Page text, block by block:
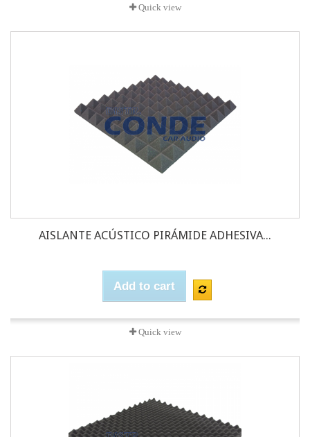
Quick view
AISLANTE ACÚSTICO PIRÁMIDE ADHESIVA...
Add to cart
Quick view